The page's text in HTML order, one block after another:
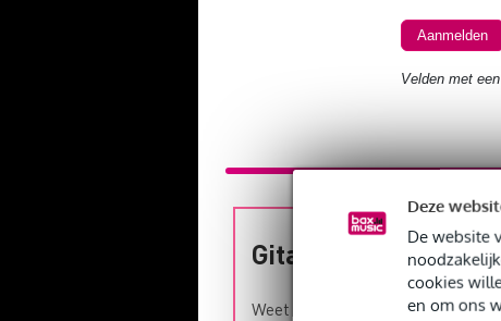
Deze
De website
cookies
en om ons
Gitaar spelen – is
Weet je nog niet of de gitaar iets